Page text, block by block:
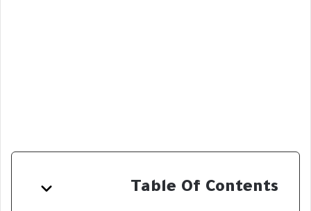
Table Of Contents